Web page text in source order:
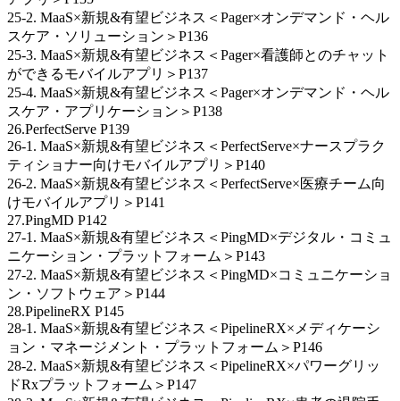
25-2. MaaS×新規&有望ビジネス＜Pager×オンデマンド・ヘル
スケア・ソリューション＞P136
25-3. MaaS×新規&有望ビジネス＜Pager×看護師とのチャット
ができるモバイルアプリ＞P137
25-4. MaaS×新規&有望ビジネス＜Pager×オンデマンド・ヘル
スケア・アプリケーション＞P138
26.PerfectServe P139
26-1. MaaS×新規&有望ビジネス＜PerfectServe×ナースプラク
ティショナー向けモバイルアプリ＞P140
26-2. MaaS×新規&有望ビジネス＜PerfectServe×医療チーム向
けモバイルアプリ＞P141
27.PingMD P142
27-1. MaaS×新規&有望ビジネス＜PingMD×デジタル・コミュ
ニケーション・プラットフォーム＞P143
27-2. MaaS×新規&有望ビジネス＜PingMD×コミュニケーショ
ン・ソフトウェア＞P144
28.PipelineRX P145
28-1. MaaS×新規&有望ビジネス＜PipelineRX×メディケーシ
ョン・マネージメント・プラットフォーム＞P146
28-2. MaaS×新規&有望ビジネス＜PipelineRX×パワーグリッ
ドRxプラットフォーム＞P147